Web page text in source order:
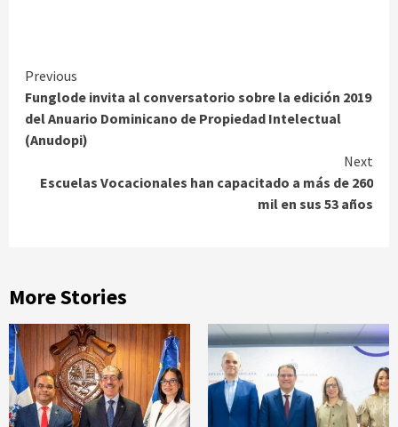
Continue
Reading
Previous
Funglode invita al conversatorio sobre la edición 2019
del Anuario Dominicano de Propiedad Intelectual
(Anudopi)
Next
Escuelas Vocacionales han capacitado a más de 260
mil en sus 53 años
More Stories